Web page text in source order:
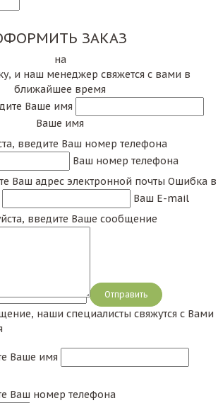
ЗАКАЗ
на
и наш менеджер свяжется с вами в
ближайшее время
Ваше имя
Ваше имя
введите Ваш номер телефона
Ваш номер телефона
Ваш адрес электронной почты Ошибка в
Ваш E-mail
введите Ваше сообщение
Сообщение
наши специалисты свяжутся с Вами
Ваше имя
Ваш номер телефона